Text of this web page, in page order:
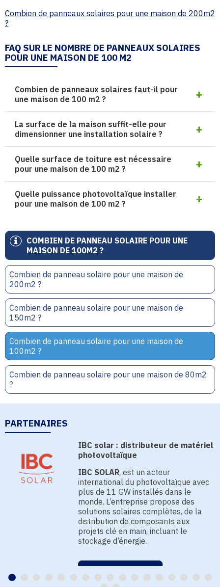
COMBIEN DE PANNEAU SOLAIRE POUR UNE
MAISON DE 100M2 ?
Combien de panneau solaire pour une maison de
200m2 ?
Combien de panneau solaire pour une maison de
150m2 ?
Combien de panneau solaire pour une maison de
100m2 ?
Combien de panneau solaire pour une maison de 80m2
?
Combien de panneaux solaires pour une maison de 200m2
?
FAQ SUR LE NOMBRE DE PANNEAUX SOLAIRES
POUR UNE MAISON DE 100 M2
Combien de panneaux solaires faut-il pour
une maison de 100 m2 ?
La surface de la maison suffit-elle pour
dimensionner une installation solaire ?
Quelle surface de toiture est nécessaire
pour une maison de 100 m2 ?
Quelle puissance photovoltaïque installer
pour une maison de 100 m2 ?
PARTENAIRES
IBC solar : distributeur de matériel
photovoltaïque
IBC SOLAR, est un acteur
international du photovoltaïque avec
plus de 11 GW installés dans le
monde. L’entreprise propose des
solutions solaires complètes, de la
distribution de composants aux
projets clé en main, incluant le
stockage d’énergie.